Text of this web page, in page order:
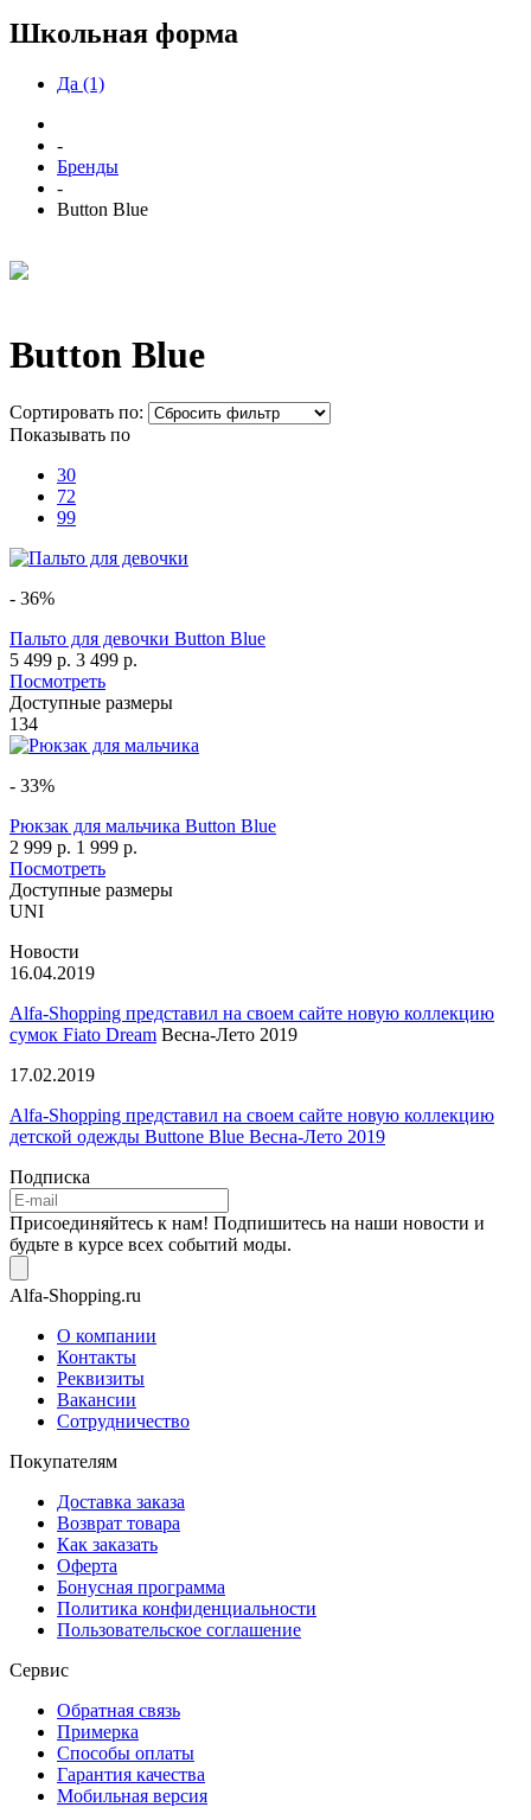
Школьная форма
Да (1)
-
Бренды
-
Button Blue
Button Blue
Сортировать по:
Показывать по
30
72
99
- 36%
Пальто для девочки Button Blue
5 499 р. 3 499 р.
Посмотреть
Доступные размеры
134
- 33%
Рюкзак для мальчика Button Blue
2 999 р. 1 999 р.
Посмотреть
Доступные размеры
UNI
Новости
16.04.2019
Alfa-Shopping представил на своем сайте новую коллекцию
сумок Fiato Dream Весна-Лето 2019
17.02.2019
Alfa-Shopping представил на своем сайте новую коллекцию
детской одежды Buttone Blue Весна-Лето 2019
Подписка
Присоединяйтесь к нам! Подпишитесь на наши новости и
будьте в курсе всех событий моды.
Alfa-Shopping.ru
О компании
Контакты
Реквизиты
Вакансии
Сотрудничество
Покупателям
Доставка заказа
Возврат товара
Как заказать
Оферта
Бонусная программа
Политика конфиденциальности
Пользовательское соглашение
Сервис
Обратная связь
Примерка
Способы оплаты
Гарантия качества
Мобильная версия